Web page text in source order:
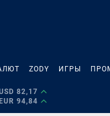
ZODY ИГРЫ
82,17
EUR 94,84